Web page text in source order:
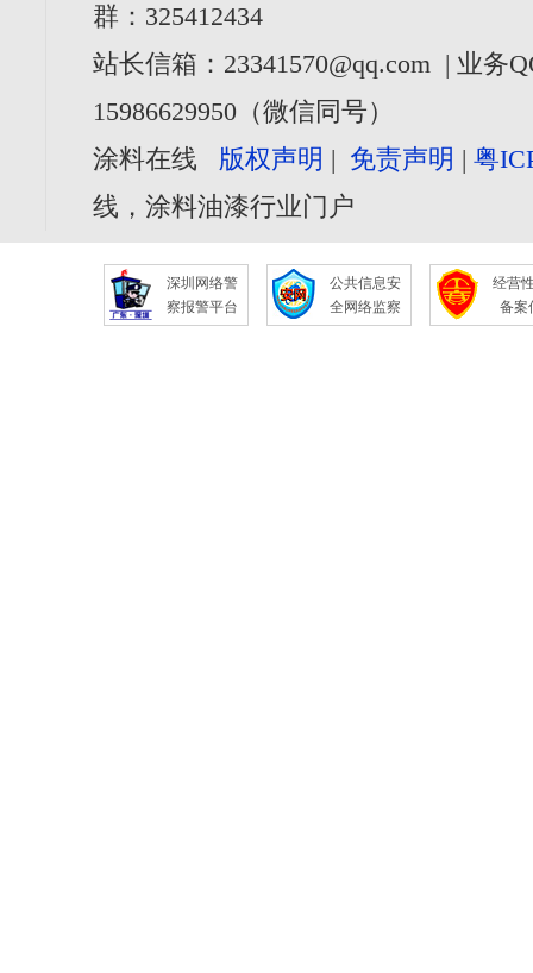
群：325412434
站长信箱：23341570@qq.com | 业务
15986629950（微信同号）
涂料在线 版权声明 | 免责声明 |粤
线，涂料油漆行业门户
深圳网络警
察报警平台
公共信息安
全网络监察
经营
备案